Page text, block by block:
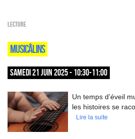
Lecture
MUSICÂLINS
SAMEDI 21 JUIN 2025 - 10:30-11:00
Un temps d’éveil
les histoires se
Lire la suite